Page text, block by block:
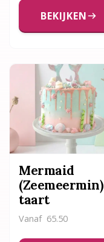
BEKIJKEN
Mermaid
(Zeemeermin)
taart
Vanaf 65.50